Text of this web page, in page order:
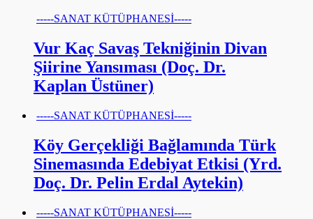
-----SANAT KÜTÜPHANESİ-----
Vur Kaç Savaş Tekniğinin Divan
Şiirine Yansıması (Doç. Dr.
Kaplan Üstüner)
-----SANAT KÜTÜPHANESİ-----
Köy Gerçekliği Bağlamında Türk
Sinemasında Edebiyat Etkisi (Yrd.
Doç. Dr. Pelin Erdal Aytekin)
-----SANAT KÜTÜPHANESİ-----